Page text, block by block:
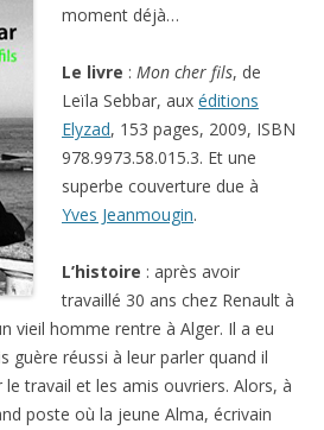
moment déjà…
Le livre : Mon cher fils, de
Leïla Sebbar, aux éditions
Elyzad, 153 pages, 2009, ISBN
978.9973.58.015.3. Et une
superbe couverture due à
Yves Jeanmougin.
L’histoire : après avoir
travaillé 30 ans chez Renault à
vieil homme rentre à Alger. Il a eu
guère réussi à leur parler quand il
travail et les amis ouvriers. Alors, à
poste où la jeune Alma, écrivain